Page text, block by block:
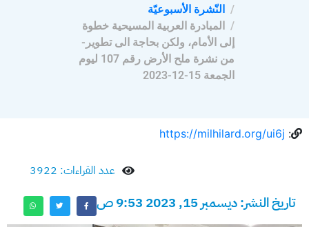
النّشرة الأسبوعيّة
المبادرة العربية المسيحية خطوة
إلى الأمام، ولكن بحاجة الى تطوير-
من نشرة ملح الأرض رقم 107 ليوم
الجمعة 15-12-2023
:
https://milhilard.org/ui6j
عدد القراءات: 3922
تاريخ النشر: ديسمبر 15, 2023 9:53 ص